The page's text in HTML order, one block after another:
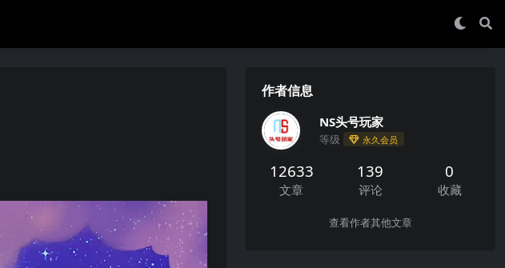
作者信息
NS头号玩家
等级 永久会员
12633
文章
139
评论
0
收藏
查看作者其他文章